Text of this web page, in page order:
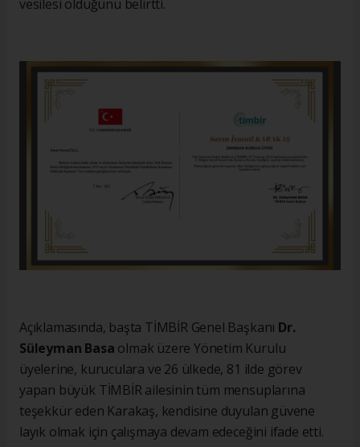
vesilesi olduğunu belirtti.
Açıklamasında, başta TİMBİR Genel Başkanı Dr.
Süleyman Basa olmak üzere Yönetim Kurulu
üyelerine, kuruculara ve 26 ülkede, 81 ilde görev
yapan büyük TİMBİR ailesinin tüm mensuplarına
teşekkür eden Karakaş, kendisine duyulan güvene
layık olmak için çalışmaya devam edeceğini ifade etti.